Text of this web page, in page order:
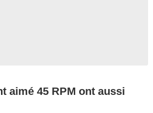
aimé 45 RPM ont aussi